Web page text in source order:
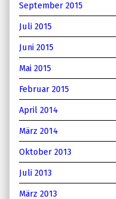
September 2015
Juli 2015
Juni 2015
Mai 2015
Februar 2015
April 2014
März 2014
Oktober 2013
Juli 2013
März 2013